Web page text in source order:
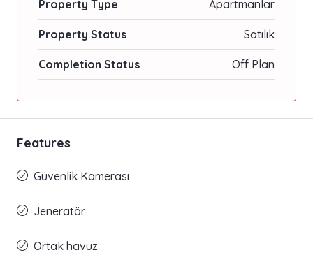
Property Type Apartmanlar
Property Status Satılık
Completion Status Off Plan
Features
Güvenlik Kamerası
Jeneratör
Ortak havuz